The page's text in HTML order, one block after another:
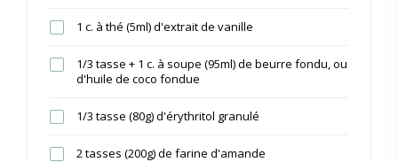
1 c. à thé (5ml) d'extrait de vanille
1/3 tasse + 1 c. à soupe (95ml) de beurre fondu, ou
d'huile de coco fondue
1/3 tasse (80g) d'érythritol granulé
2 tasses (200g) de farine d'amande